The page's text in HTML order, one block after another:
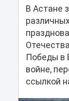
В Астане
Победы в
войне,
ссылкой